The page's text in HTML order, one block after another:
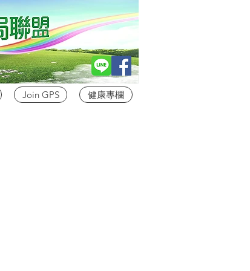
Join GPS 健康專欄